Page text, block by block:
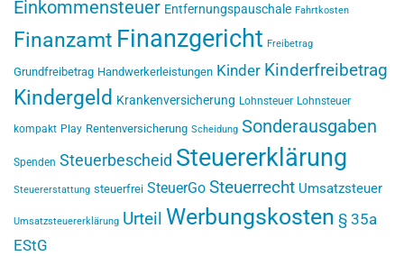
Einkommensteuer Entfernungspauschale Fahrtkosten
Finanzamt Finanzgericht Freibetrag
Grundfreibetrag Handwerkerleistungen Kinder Kinderfreibetrag
Kindergeld Krankenversicherung Lohnsteuer Lohnsteuer
kompakt Play Rentenversicherung Scheidung Sonderausgaben
Spenden Steuerbescheid Steuererklärung
Steuererstattung steuerfrei SteuerGo Steuerrecht Umsatzsteuer
Umsatzsteuererklärung Urteil Werbungskosten § 35a
EStG